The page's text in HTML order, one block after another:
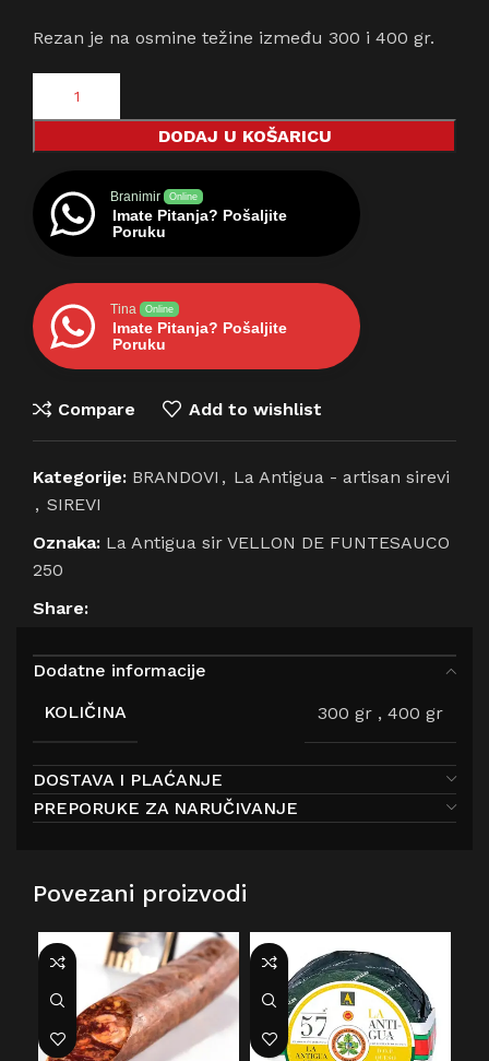
Rezan je na osmine težine između 300 i 400 gr.
DODAJ U KOŠARICU
Branimir Online
Imate Pitanja? Pošaljite
Poruku
Tina Online
Imate Pitanja? Pošaljite
Poruku
Compare Add to wishlist
Kategorije: BRANDOVI , La Antigua - artisan sirevi
, SIREVI
Oznaka: La Antigua sir VELLON DE FUNTESAUCO
250
Share:
Dodatne informacije
KOLIČINA
300 gr , 400 gr
DOSTAVA I PLAĆANJE
PREPORUKE ZA NARUČIVANJE
Povezani proizvodi